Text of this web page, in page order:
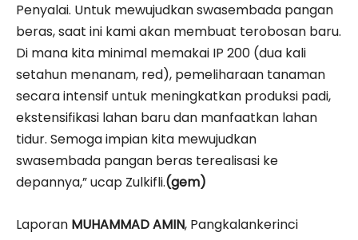
Penyalai. Untuk mewujudkan swasembada pangan
beras, saat ini kami akan membuat terobosan baru.
Di mana kita minimal memakai IP 200 (dua kali
setahun menanam, red), pemeliharaan tanaman
secara intensif untuk meningkatkan produksi padi,
ekstensifikasi lahan baru dan manfaatkan lahan
tidur. Semoga impian kita mewujudkan
swasembada pangan beras terealisasi ke
depannya,” ucap Zulkifli.(gem)
Laporan MUHAMMAD AMIN, Pangkalankerinci